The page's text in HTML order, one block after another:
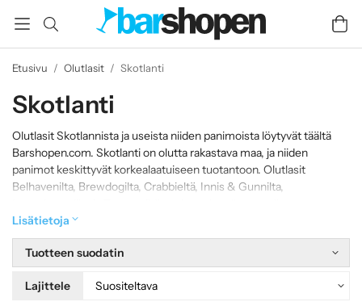
Etusivu / Olutlasit / Skotlanti
Skotlanti
Olutlasit Skotlannista ja useista niiden panimoista löytyvät täältä
Barshopen.com. Skotlanti on olutta rakastava maa, ja niiden
panimot keskittyvät korkealaatuiseen tuotantoon. Olutlasit
Belhavenilta, Brewdogilta, Crabbieltä, Innis & Gunnilta,
Lisätietoja
Tuotteen suodatin
Lajittele